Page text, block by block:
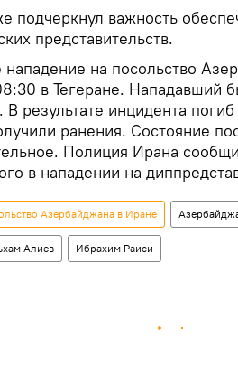
подчеркнул важность
представительств.
на посольство
в Тегеране. Нападавший
результате инцидента
ранения. Состояние
Полиция Ирана
в нападении на
Азербайджана в Иране
Алиев Ибрахим Раиси